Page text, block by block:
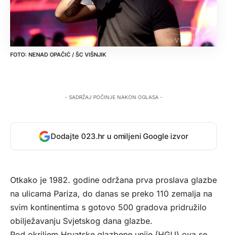
NENAD OPAČIĆ / ŠC VIŠNJIK
- SADRŽAJ POČINJE NAKON OGLASA -
Dodajte 023.hr u omiljeni Google izvor
Otkako je 1982. godine održana prva proslava glazbe
na ulicama Pariza, do danas se preko 110 zemalja na
svim kontinentima s gotovo 500 gradova pridružilo
obilježavanju Svjetskog dana glazbe.